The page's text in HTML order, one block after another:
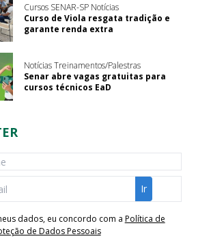
Cursos SENAR-SP Notícias
Curso de Viola resgata tradição e
garante renda extra
Notícias Treinamentos/Palestras
Senar abre vagas gratuitas para
cursos técnicos EaD
dados, eu concordo com a Política de
de Dados Pessoais